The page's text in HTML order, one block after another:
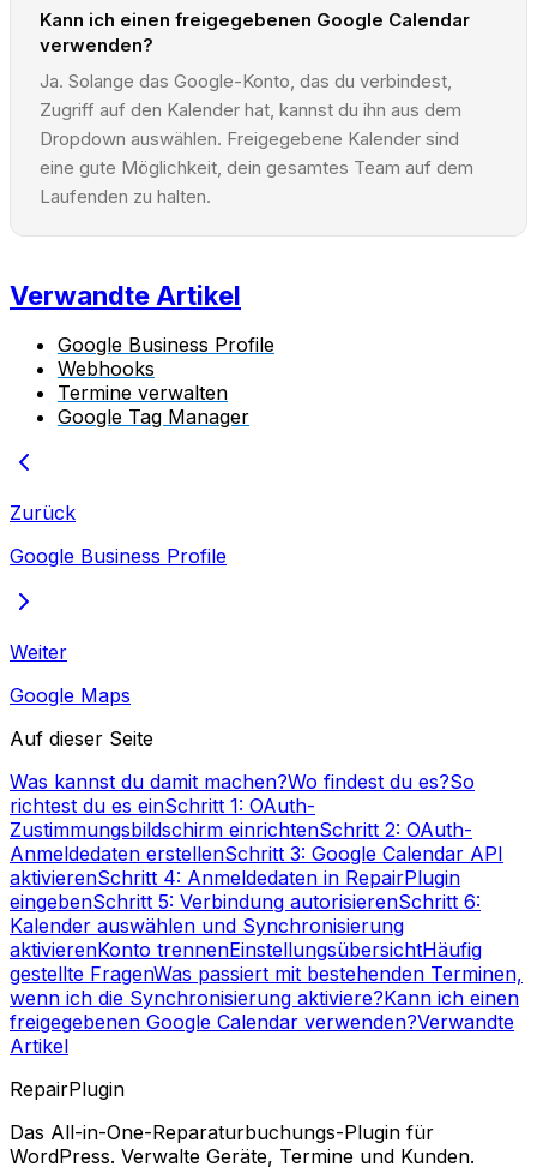
Kann ich einen freigegebenen Google Calendar
verwenden?
Ja. Solange das Google-Konto, das du verbindest,
Zugriff auf den Kalender hat, kannst du ihn aus dem
Dropdown auswählen. Freigegebene Kalender sind
eine gute Möglichkeit, dein gesamtes Team auf dem
Laufenden zu halten.
Verwandte Artikel
Google Business Profile
Webhooks
Termine verwalten
Google Tag Manager
Zurück
Google Business Profile
Weiter
Google Maps
Auf dieser Seite
Was kannst du damit machen?Wo findest du es?So
richtest du es einSchritt 1: OAuth-
Zustimmungsbildschirm einrichtenSchritt 2: OAuth-
Anmeldedaten erstellenSchritt 3: Google Calendar API
aktivierenSchritt 4: Anmeldedaten in RepairPlugin
eingebenSchritt 5: Verbindung autorisierenSchritt 6:
Kalender auswählen und Synchronisierung
aktivierenKonto trennenEinstellungsübersichtHäufig
gestellte FragenWas passiert mit bestehenden Terminen,
wenn ich die Synchronisierung aktiviere?Kann ich einen
freigegebenen Google Calendar verwenden?Verwandte
Artikel
RepairPlugin
Das All-in-One-Reparaturbuchungs-Plugin für
WordPress. Verwalte Geräte, Termine und Kunden.